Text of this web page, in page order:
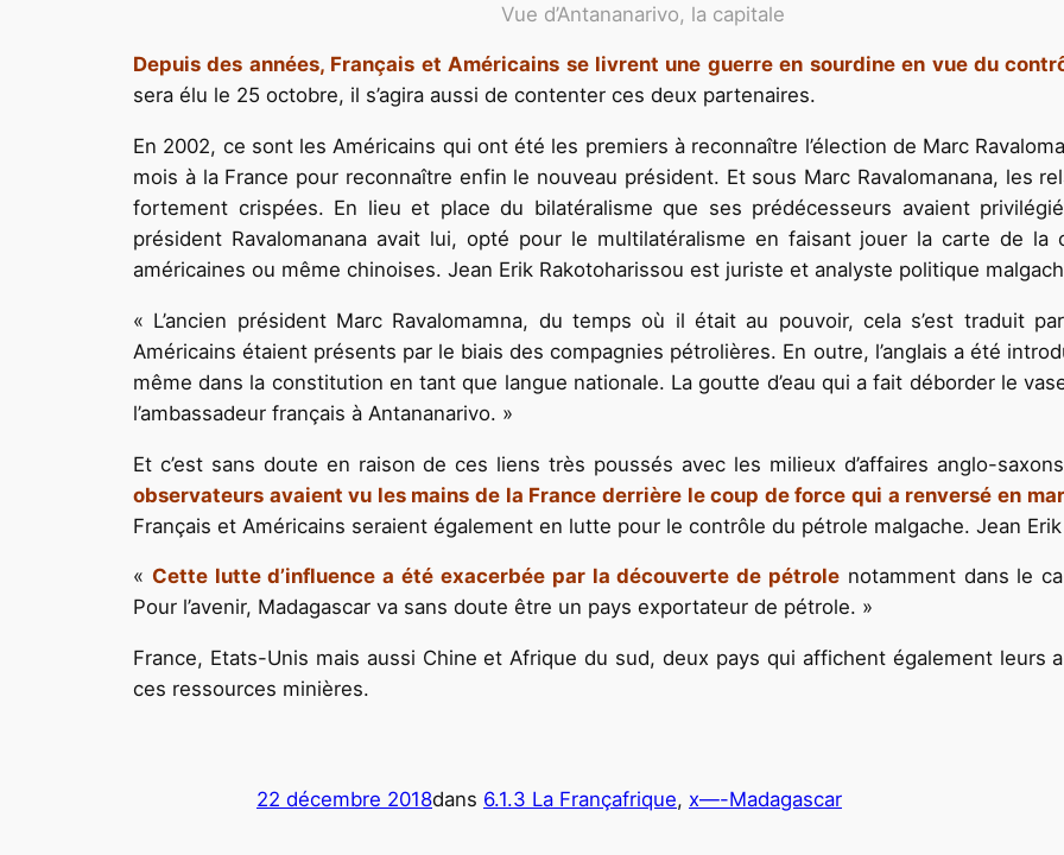
Vue d’Antananarivo, la capitale
Depuis des années, Français et Américains se livrent une guerre en sourdine en vue du
sera élu le 25 octobre, il s’agira aussi de contenter ces deux partenaires.
En 2002, ce sont les Américains qui ont été les premiers à reconnaître l’élection de Marc
mois à la France pour reconnaître enfin le nouveau président. Et sous Marc Ravalomanana, les
fortement crispées. En lieu et place du bilatéralisme que ses prédécesseurs avaient
président Ravalomanana avait lui, opté pour le multilatéralisme en faisant jouer la carte de la
américaines ou même chinoises. Jean Erik Rakotoharissou est juriste et analyste politique
« L’ancien président Marc Ravalomamna, du temps où il était au pouvoir, cela s’est traduit
Américains étaient présents par le biais des compagnies pétrolières. En outre, l’anglais a été
même dans la constitution en tant que langue nationale. La goutte d’eau qui a fait déborder le
l’ambassadeur français à Antananarivo. »
Et c’est sans doute en raison de ces liens très poussés avec les milieux d’affaires anglo-
observateurs avaient vu les mains de la France derrière le coup de force qui a renversé en
Français et Américains seraient également en lutte pour le contrôle du pétrole malgache. Jean
« Cette lutte d’influence a été exacerbée par la découverte de pétrole notamment dans le
Pour l’avenir, Madagascar va sans doute être un pays exportateur de pétrole. »
France, Etats-Unis mais aussi Chine et Afrique du sud, deux pays qui affichent également leurs
ces ressources minières.
22 décembre 2018dans 6.1.3 La Françafrique, x—-Madagascar